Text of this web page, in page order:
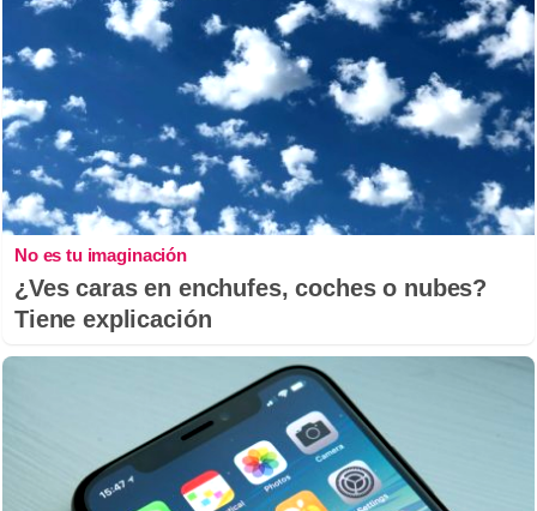
No es tu imaginación
¿Ves caras en enchufes, coches o nubes?
Tiene explicación